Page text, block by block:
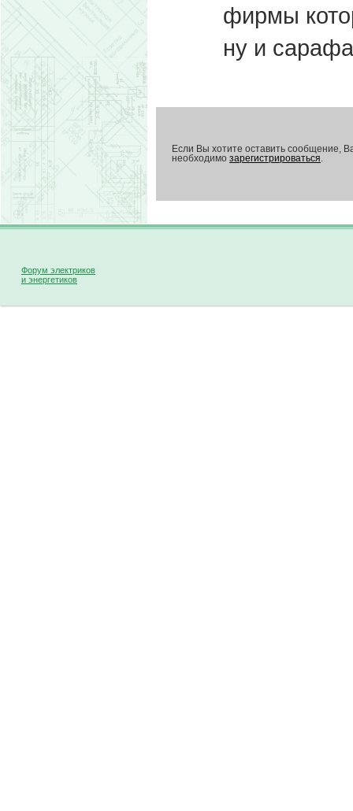
фирмы
ну и
Если Вы хотите оставить сообщение,
необходимо зарегистрироваться.
Форум электриков
и энергетиков